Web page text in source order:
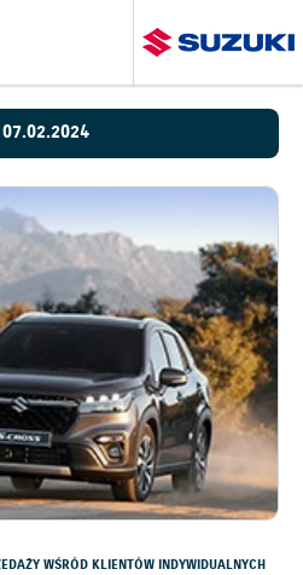
07.02.2024
WŚRÓD KLIENTÓW INDYWIDUALNYCH